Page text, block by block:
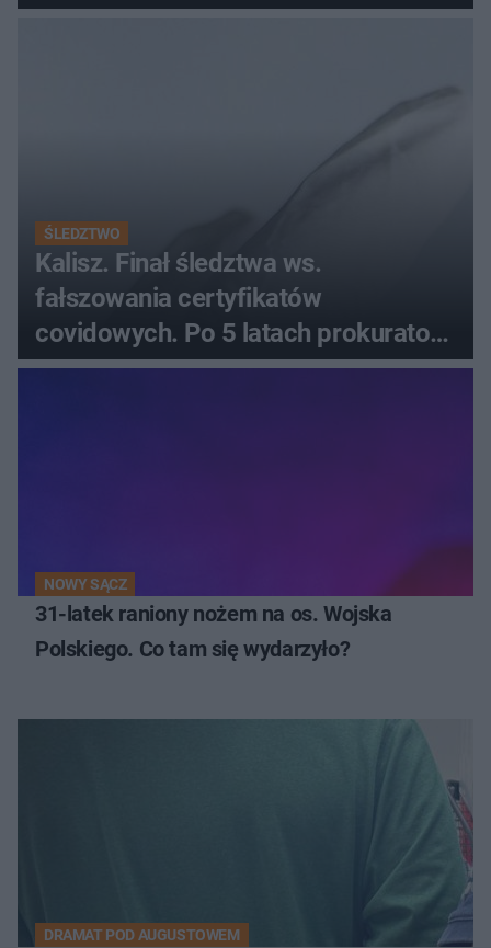
zamyka sprawę
ŚLEDZTWO
Kalisz. Finał śledztwa ws.
fałszowania certyfikatów
covidowych. Po 5 latach prokurator
zamyka sprawę
NOWY SĄCZ
31-latek raniony nożem na os. Wojska
Polskiego. Co tam się wydarzyło?
DRAMAT POD AUGUSTOWEM